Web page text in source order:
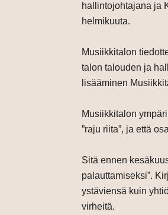
hallintojohtajana ja
helmikuuta.
Musiikkitalon
talon talouden ja
lisääminen
Musiikkitalon
”raju riita”, ja että
Sitä ennen
palauttamiseksi”.
ystäviensä kuin
virheitä.